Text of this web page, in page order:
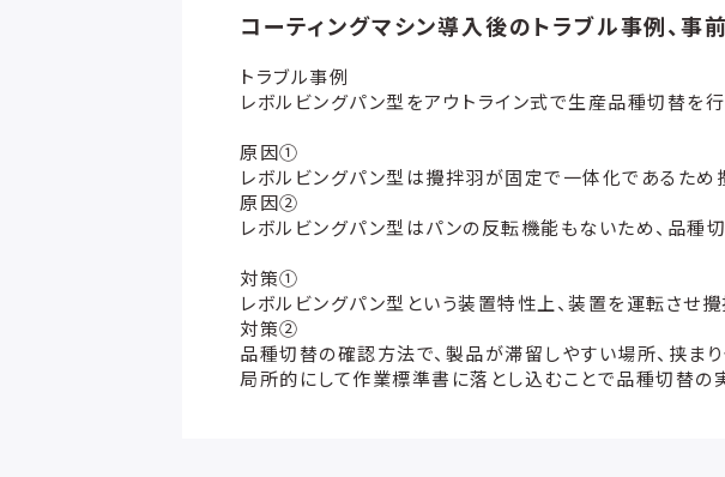
コーティングマシン導入後のトラブル事例、事
トラブル事例
レボルビングパン型をアウトライン式で生産品種切替
原因①
レボルビングパン型は攪拌羽が固定で一体化であるため
原因②
レボルビングパン型はパンの反転機能もないため、品種
対策①
レボルビングパン型という装置特性上、装置を運転させ
対策②
品種切替の確認方法で、製品が滞留しやすい場所、挟ま
局所的にして作業標準書に落とし込むことで品種切替の